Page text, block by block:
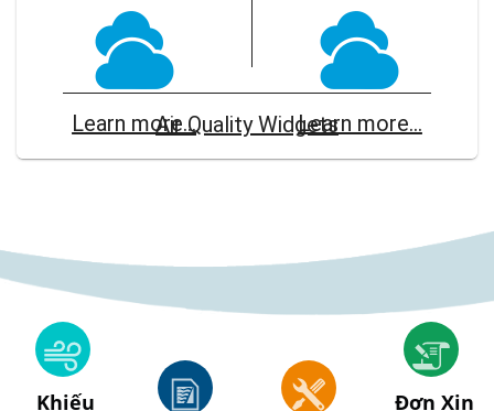
Set up an Interest Card for Air
District job announcements.
LEARN MORE
Learn more... Learn more...
Air Quality Widgets
Khiếu
Đơn Xin